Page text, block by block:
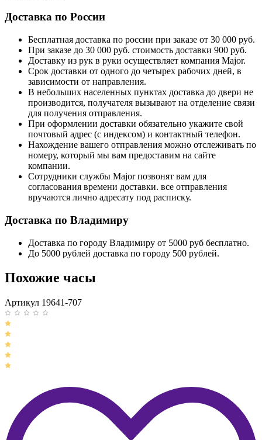
Доставка по России
Бесплатная доставка по россии при заказе от 30 000 руб.
При заказе до 30 000 руб. стоимость доставки 900 руб.
Доставку из рук в руки осуществляет компания Major.
Срок доставки от одного до четырех рабочих дней, в
зависимости от направления.
В небольших населенных пунктах доставка до двери не
производится, получателя вызывают на отделение связи
для получения отправления.
При оформлении доставки обязательно укажите свой
почтовый адрес (с индексом) и контактный телефон.
Нахождение вашего отправления можно отслеживать по
номеру, который мы вам предоставим на сайте
компании.
Сотрудники службы Major позвонят вам для
согласования времени доставки. все отправления
вручаются лично адресату под расписку.
Доставка по Владимиру
Доставка по городу Владимиру от 5000 руб бесплатно.
До 5000 рублей доставка по городу 500 рублей.
Похожие часы
Артикул 19641-707